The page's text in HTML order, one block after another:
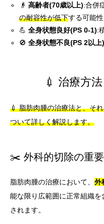
👴高齢者(70歳以上):合併
の耐容性が低下する可能性
💪全身状態良好(PS 0-1):
🚫全身状態不良(PS 2以上)
💉 治療方
💉 脂肪肉腫の治療法と、そ
ついて詳しく解説します。
✂️ 外科的切除の重
脂肪肉腫の治療において、 外
能な限り広範囲に正常組織
されます。